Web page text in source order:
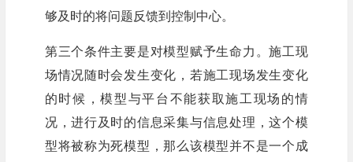
够及时的将问题反馈到控制中心。
第三个条件主要是对模型赋予生命力。施工现
场情况随时会发生变化，若施工现场发生变化
的时候，模型与平台不能获取施工现场的情
况，进行及时的信息采集与信息处理，这个模
型将被称为死模型，那么该模型并不是一个成